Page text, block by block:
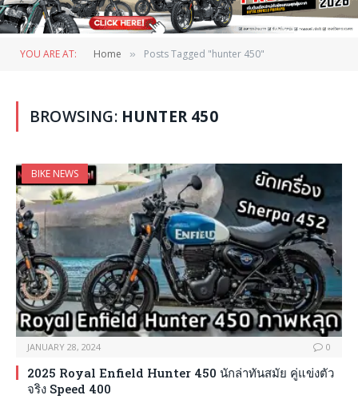
YOU ARE AT: Home » Posts Tagged "hunter 450"
BROWSING: HUNTER 450
BIKE NEWS
JANUARY 28, 2024 0
2025 Royal Enfield Hunter 450 นักล่าทันสมัย คู่แข่งตัว
จริง Speed 400